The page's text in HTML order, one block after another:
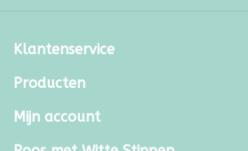
Klantenservice
Producten
Mijn account